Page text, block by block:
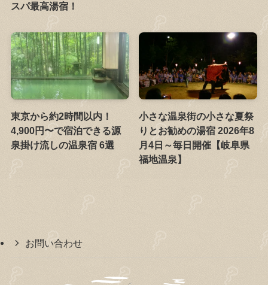
スパ最高湯宿！
東京から約2時間以内！
4,900円〜で宿泊できる源
泉掛け流しの温泉宿 6選
小さな温泉街の小さな夏祭
りとお勧めの湯宿 2026年8
月4日～毎日開催【岐阜県
福地温泉】
お問い合わせ